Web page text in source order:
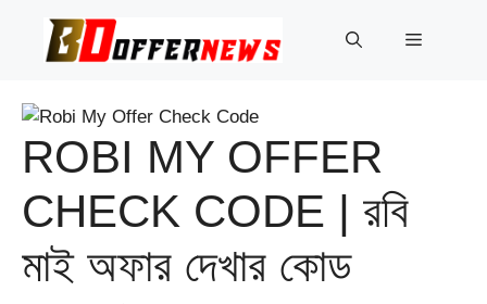
content
Menu
ROBI MY OFFER
CHECK CODE | রবি
মাই অফার দেখার কোড